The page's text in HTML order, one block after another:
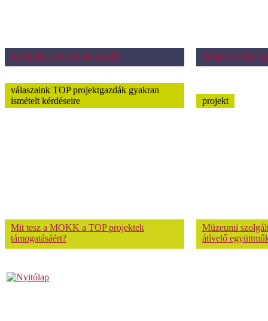
Kulturális közösségfejlesztés Inkluzív múzeum
válaszaink TOP projektgazdák gyakran
ismételt kérdéseire
Mit tesz a MOKK a TOP projektek
támogatásáért?
projekt
Múzeumi
átívelő